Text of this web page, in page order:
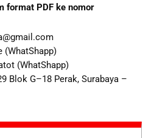
format PDF ke nomor
(WhatShapp)
(WhatShapp)
Blok G–18 Perak, Surabaya –